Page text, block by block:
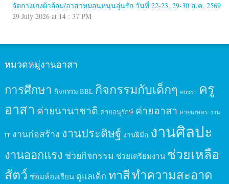
จัดกางเกงผ้าอ้อม/อาสาหมอนหนุนอุ่นรัก วันที่ 22-23, 29-30 ส.ค. 2569
29 July 2026 at 14 : 37 PM
หมวดหมู่งานอาสา
การศึกษา กิจกรรม BBL กิจกรรมกับเด็กๆ คนชรา ครู
อาสา ค่ายนานาชาติ ค่ายอนุรักษ์ ค่ายอาสา ค่ายเกษตร งาน
IT งานก่อสร้าง งานประดิษฐ์ งานฝีมือ งานศิลปะ
งานออกแรง ช่วยกิจกรรม ช่วยเตรียมงาน ช่วยเหลือ
สัตว์ ซ่อมห้องเรียน ดูแลเด็ก ทาสีทำความสะอาด